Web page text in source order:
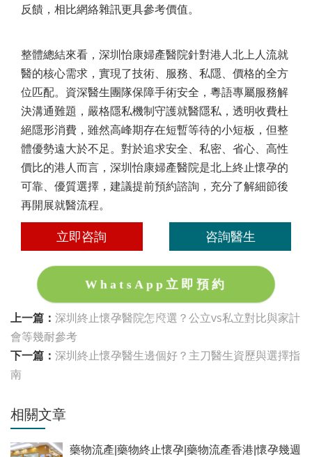
反饋，相比網絡雜訊更具參考價值。
整體總結來看，深圳怡康婦產醫院針對港人北上人流就
醫的核心需求，實現了技術、服務、私隱、價格的全方
位匹配。資深醫生團隊保障手術安全，粵語專屬服務解
決溝通難題，嚴格隱私機制守護就醫隱私，透明收費杜
絕隱形消費，雖然高峰期存在短暫等待的小短板，但整
體優勢遠大於不足。對於追求安全、私密、省心、高性
價比的港人而言，深圳怡康婦產醫院是北上終止懷孕的
可靠、優質選擇，建議提前預約諮詢，充分了解細節後
再開展就醫流程。
立即咨詢 咨詢醫生
WhatsApp立即預約
上一篇： 深圳終止懷孕醫院怎麼選？公立vs私立對比與家計
會等幾耐參考
下一篇： 深圳終止懷孕醫生邊個好？主刀醫生資歷與選擇指
南
相關文章
藥物流產|藥物終止懷孕|藥物流產香港|懷孕幾週